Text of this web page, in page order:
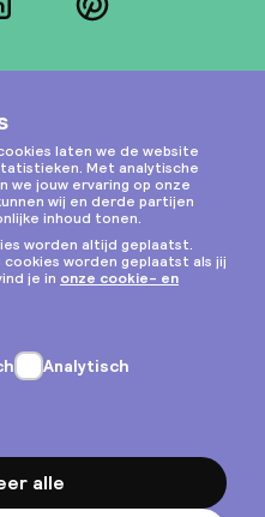
Pinterest
cookies